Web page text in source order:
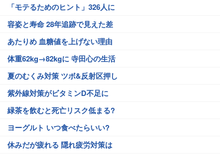
「モテるためのヒント」326人に
容姿と寿命 28年追跡で見えた差
あたりめ 血糖値を上げない理由
体重62kg→82kgに 寺田心の生活
夏のむくみ対策 ツボ&反射区押し
紫外線対策がビタミンD不足に
緑茶を飲むと死亡リスク低まる?
ヨーグルト いつ食べたらいい?
休みだが疲れる 隠れ疲労対策は